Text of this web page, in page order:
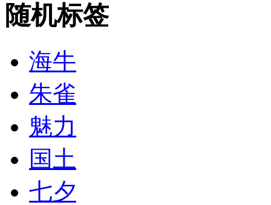
随机标签
海牛
朱雀
魅力
国土
七夕